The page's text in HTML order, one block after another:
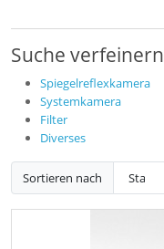
Suche verfeinern
Spiegelreflexkamera
Systemkamera
Filter
Diverses
Sortieren nach